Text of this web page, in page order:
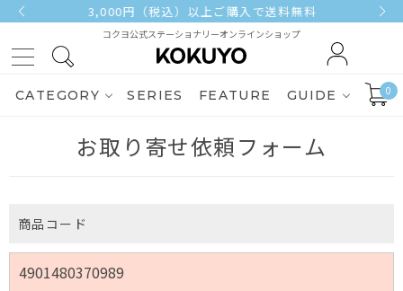
3,000円（税込）以上ご購入で送料無料
コクヨ公式ステーショナリーオンラインショップ
CATEGORY SERIES FEATURE GUIDE 0
お取り寄せ依頼フォーム
商品コード